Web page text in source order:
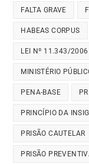
FALTA GRAVE
HABEAS CORPUS
LEI Nº 11.343/2006
MINISTÉRIO
PENA-BASE
PRINCÍPIO DA
PRISÃO CAUTELAR
PRISÃO